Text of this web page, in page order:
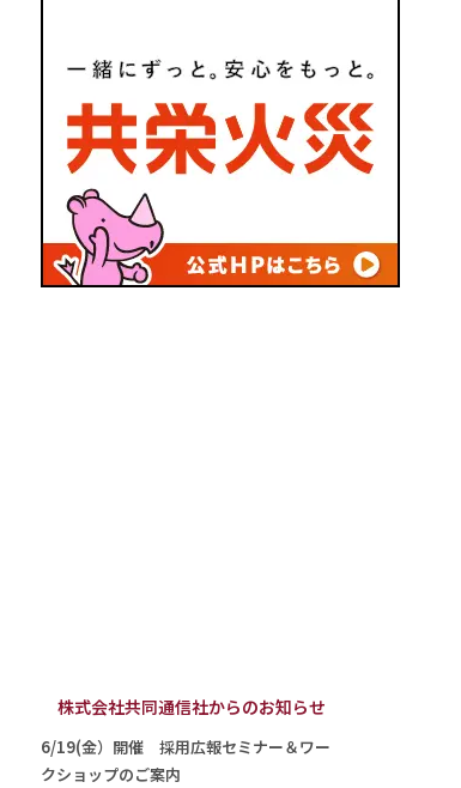
株式会社共同通信社からのお知らせ
6/19(金）開催 採用広報セミナー＆ワー
クショップのご案内